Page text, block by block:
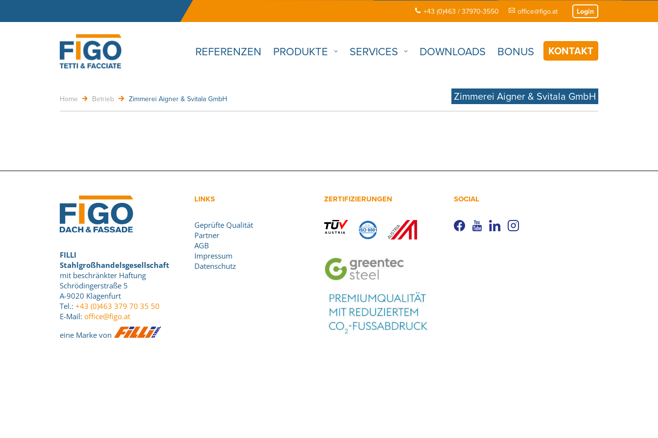
+43 (0)463 / 37970-3550 office@figo.at Login
REFERENZEN PRODUKTE SERVICES DOWNLOADS BONUS KONTAKT
Home Betrieb Zimmerei Aigner & Svitala GmbH Zimmerei Aigner & Svitala GmbH
FILLI
Stahlgroßhandelsgesellschaft
mit beschränkter Haftung
Schrödingerstraße 5
A-9020 Klagenfurt
Tel.: +43 (0)463 379 70 35 50
E-Mail: office@figo.at
eine Marke von
LINKS
Geprüfte Qualität
Partner
AGB
Impressum
Datenschutz
ZERTIFIZIERUNGEN SOCIAL